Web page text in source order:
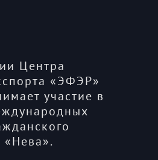
Центра
«ЭФЭР»
участие в
«Нева».